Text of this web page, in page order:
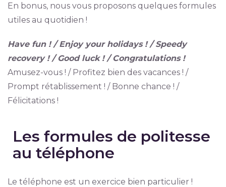
En bonus, nous vous proposons quelques formules
utiles au quotidien !
Have fun ! / Enjoy your holidays ! / Speedy
recovery ! / Good luck ! / Congratulations !
Amusez-vous ! / Profitez bien des vacances ! /
Prompt rétablissement ! / Bonne chance ! /
Félicitations !
Les formules de politesse
au téléphone
Le téléphone est un exercice bien particulier !